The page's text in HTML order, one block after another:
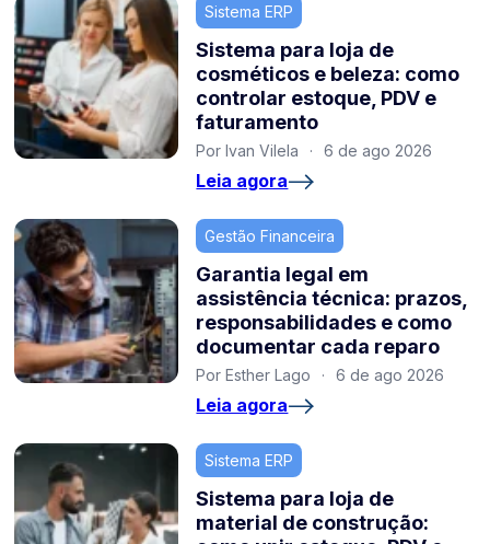
Sistema ERP
Sistema para loja de
cosméticos e beleza: como
controlar estoque, PDV e
faturamento
Por Ivan Vilela · 6 de ago 2026
Leia agora
Gestão Financeira
Garantia legal em
assistência técnica: prazos,
responsabilidades e como
documentar cada reparo
Por Esther Lago · 6 de ago 2026
Leia agora
Sistema ERP
Sistema para loja de
material de construção: